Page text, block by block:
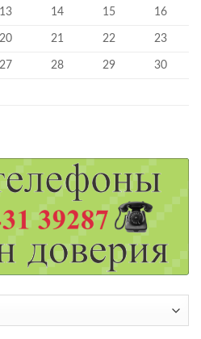
13 14 15 16
20 21 22 23
27 28 29 30